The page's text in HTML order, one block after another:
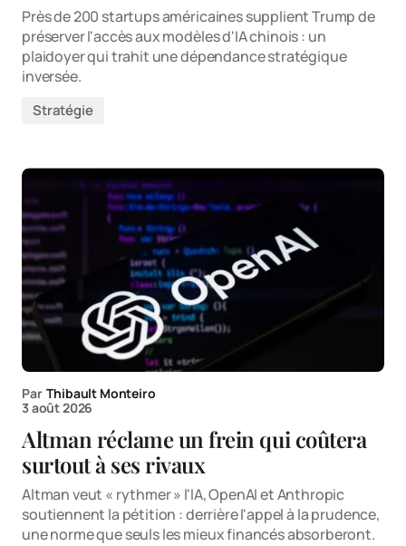
Près de 200 startups américaines supplient Trump de
préserver l'accès aux modèles d'IA chinois : un
plaidoyer qui trahit une dépendance stratégique
inversée.
Stratégie
Par Thibault Monteiro
3 août 2026
Altman réclame un frein qui coûtera
surtout à ses rivaux
Altman veut « rythmer » l'IA, OpenAI et Anthropic
soutiennent la pétition : derrière l'appel à la prudence,
une norme que seuls les mieux financés absorberont.